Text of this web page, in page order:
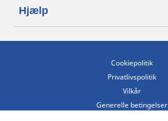
Hjælp
Cookiepolitik
Privatlivspolitik
Vilkår
Generelle betingelser